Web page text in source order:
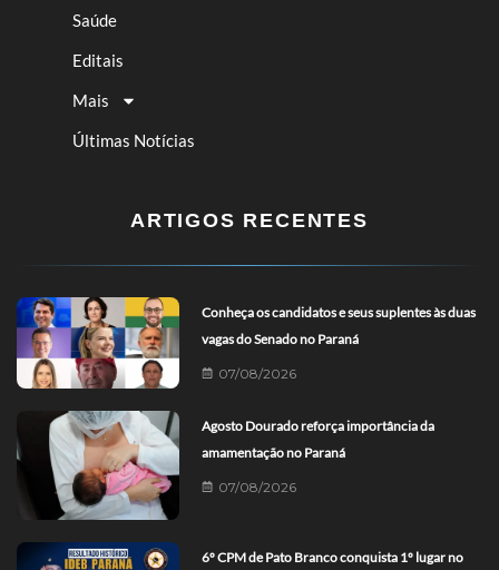
Saúde
Editais
Mais
Últimas Notícias
ARTIGOS RECENTES
Conheça os candidatos e seus suplentes às duas
vagas do Senado no Paraná
07/08/2026
Agosto Dourado reforça importância da
amamentação no Paraná
07/08/2026
6º CPM de Pato Branco conquista 1º lugar no